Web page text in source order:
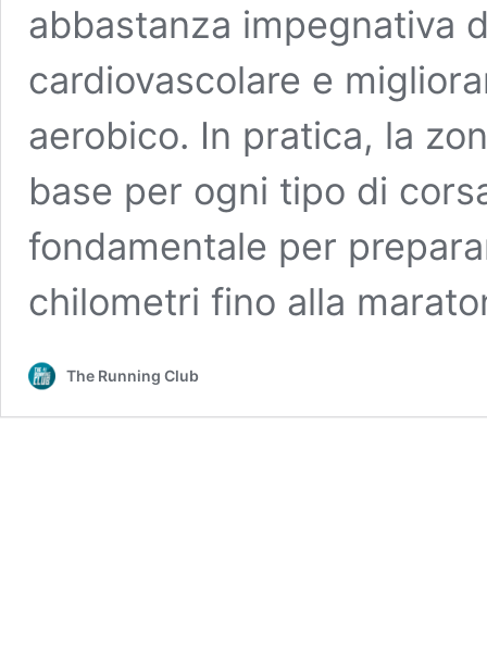
abbastanza impegnativa
cardiovascolare e
aerobico. In pratica, la
base per ogni tipo di
fondamentale per
chilometri fino alla
The Running Club